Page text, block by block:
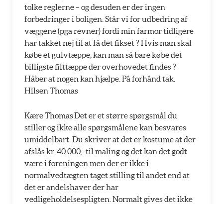
tolke reglerne – og desuden er der ingen
forbedringer i boligen. Står vi for udbedring af
væggene (pga revner) fordi min farmor tidligere
har takket nej til at få det fikset ? Hvis man skal
købe et gulvtæppe, kan man så bare købe det
billigste filttæppe der overhovedet findes ?
Håber at nogen kan hjælpe. På forhånd tak.
Hilsen Thomas
Kære Thomas Det er et større spørgsmål du
stiller og ikke alle spørgsmålene kan besvares
umiddelbart. Du skriver at det er kostume at der
afslås kr. 40.000,- til maling og det kan det godt
være i foreningen men der er ikke i
normalvedtægten taget stilling til andet end at
det er andelshaver der har
vedligeholdelsespligten. Normalt gives det ikke